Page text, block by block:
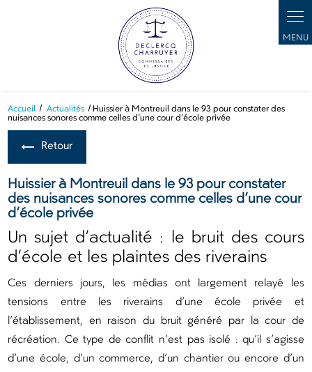
Accueil Actualités
Huissier à Montreuil dans le 93 pour constater des
nuisances sonores comme celles d’une cour d’école privée
Retour
Huissier à Montreuil dans le 93 pour constater
des nuisances sonores comme celles d’une cour
d’école privée
Un sujet d’actualité : le bruit des cours
d’école et les plaintes des riverains
Ces derniers jours, les médias ont largement relayé les
tensions entre les riverains d’une école privée et
l’établissement, en raison du bruit généré par la cour de
récréation. Ce type de conflit n’est pas isolé : qu’il s’agisse
d’une école, d’un commerce, d’un chantier ou encore d’un
Panneau de gestion des cookies